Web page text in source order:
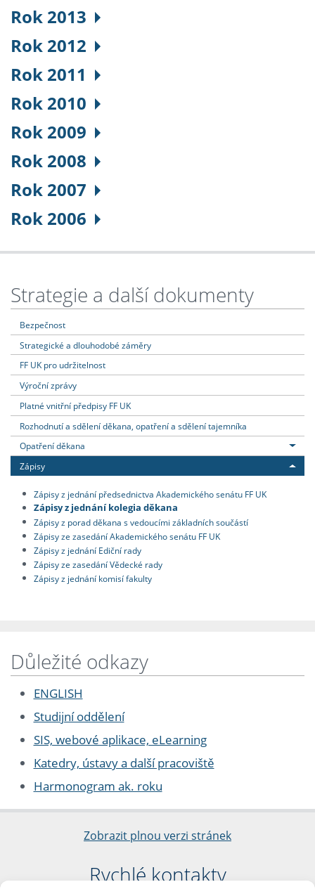
Rok 2013
Rok 2012
Rok 2011
Rok 2010
Rok 2009
Rok 2008
Rok 2007
Rok 2006
Strategie a další dokumenty
Bezpečnost
Strategické a dlouhodobé záměry
FF UK pro udržitelnost
Výroční zprávy
Platné vnitřní předpisy FF UK
Rozhodnutí a sdělení děkana, opatření a sdělení tajemníka
Opatření děkana
Zápisy
Zápisy z jednání předsednictva Akademického senátu FF UK
Zápisy z jednání kolegia děkana
Zápisy z porad děkana s vedoucími základních součástí
Zápisy ze zasedání Akademického senátu FF UK
Zápisy z jednání Ediční rady
Zápisy ze zasedání Vědecké rady
Zápisy z jednání komisí fakulty
Důležité odkazy
ENGLISH
Studijní oddělení
SIS, webové aplikace, eLearning
Katedry, ústavy a další pracoviště
Harmonogram ak. roku
Zobrazit plnou verzi stránek
Rychlé kontakty